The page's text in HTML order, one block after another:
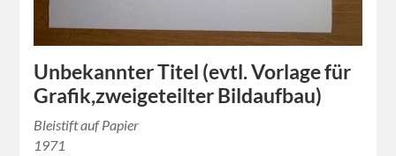
Unbekannter Titel (evtl. Vorlage für
Grafik,zweigeteilter Bildaufbau)
Bleistift auf Papier
1971